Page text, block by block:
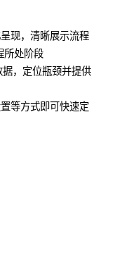
现，清晰展示流程
所处阶段
，定位瓶颈并提供
等方式即可快速定